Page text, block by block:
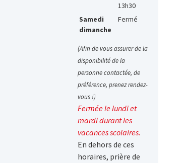
13h30
Samedi
dimanche
Fermé
(Afin de vous assurer de la
disponibilité de la
personne contactée, de
préférence, prenez rendez-
vous !)
Fermée le lundi et
mardi durant les
vacances scolaires.
En dehors de ces
horaires, prière de